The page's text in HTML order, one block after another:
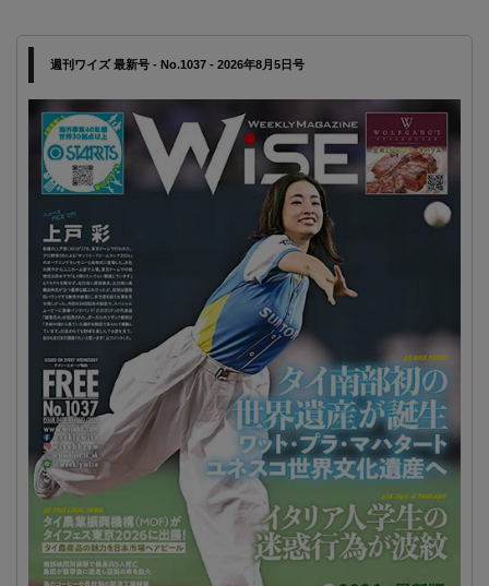
週刊ワイズ 最新号 - No.1037 - 2026年8月5日号